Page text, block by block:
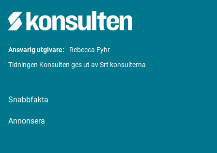
Ansvarig utgivare:
Rebecca Fyhr
Tidningen Konsulten ges ut av Srf konsulterna
Snabbfakta
Annonsera